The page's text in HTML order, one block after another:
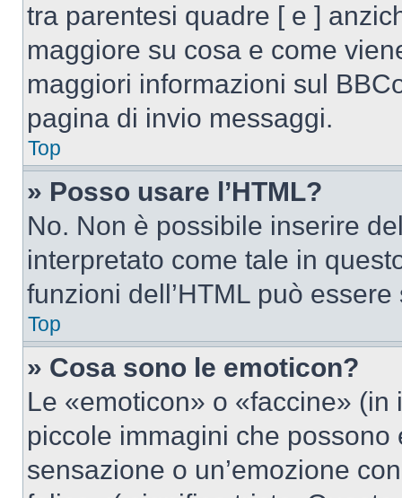
tra parentesi quadre [ e ]
maggiore su cosa e come
maggiori informazioni sul
pagina di invio messaggi.
Top
» Posso usare l’HTML?
No. Non è possibile inserire
interpretato come tale in
funzioni dell’HTML può
Top
» Cosa sono le emoticon?
Le «emoticon» o «faccine»
piccole immagini che
sensazione o un’emozione